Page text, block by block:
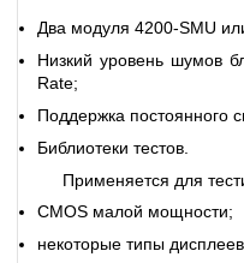
Два модуля 4200-SMU
Низкий уровень шумов
Rate;
Поддержка постоянного
Библиотеки тестов.
Применяется для
CMOS малой мощности;
некоторые типы